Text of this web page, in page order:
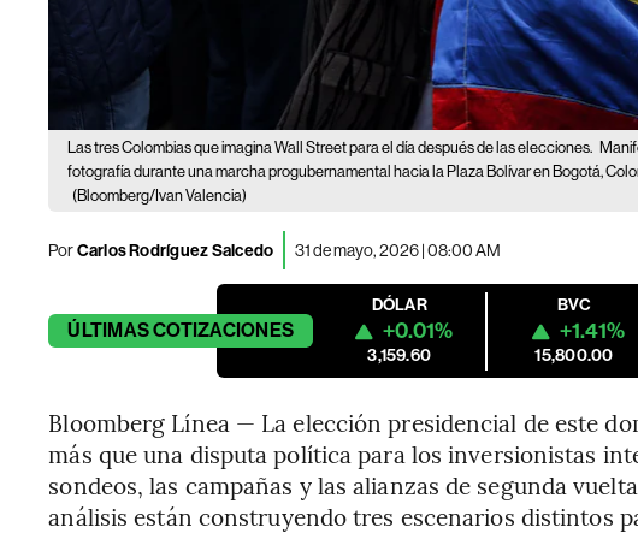
Las tres Colombias que imagina Wall Street para el día después de las elecciones.
fotografía durante una marcha progubernamental hacia la Plaza Bolívar en Bogotá,
(Bloomberg/Ivan Valencia)
PorCarlos Rodríguez Salcedo 31 de mayo, 2026 | 08:00 AM
ÚLTIMASCOTIZACIONES
DÓLAR
+0.01%
3,159.60
BVC
+1.41%
15,800.00
Bloomberg Línea — La elección presidencial de este
más que una disputa política para los inversionistas
sondeos, las campañas y las alianzas de segunda
análisis están construyendo tres escenarios distintos